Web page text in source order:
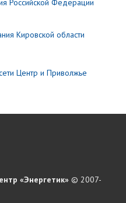
«Энергетик» © 2007-